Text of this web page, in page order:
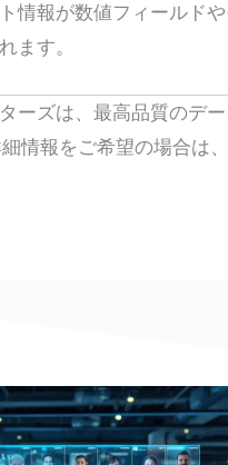
情報が数値フィールド
ます。
ーズは、最高品質のデ
情報をご希望の場合は、